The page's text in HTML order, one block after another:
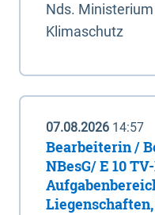
Nds.
Klimaschutz
07.08.2026 14:57
Bearbeiterin /
NBesG/ E 10